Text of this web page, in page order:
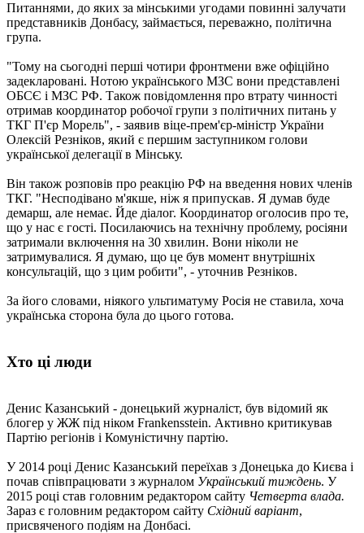
Питаннями, до яких за мінськими угодами повинні залучати
представників Донбасу, займається, переважно, політична
група.
"Тому на сьогодні перші чотири фронтмени вже офіційно
задекларовані. Нотою українського МЗС вони представлені
ОБСЄ і МЗС РФ. Також повідомлення про втрату чинності
отримав координатор робочої групи з політичних питань у
ТКГ П'єр Морель", - заявив віце-прем'єр-міністр України
Олексій Резніков, який є першим заступником голови
української делегації в Мінську.
Він також розповів про реакцію РФ на введення нових членів
ТКГ. "Несподівано м'якше, ніж я припускав. Я думав буде
демарш, але немає. Йде діалог. Координатор оголосив про те,
що у нас є гості. Посилаючись на технічну проблему, росіяни
затримали включення на 30 хвилин. Вони ніколи не
затримувалися. Я думаю, що це був момент внутрішніх
консультацій, що з цим робити", - уточнив Резніков.
За його словами, ніякого ультиматуму Росія не ставила, хоча
українська сторона була до цього готова.
Хто ці люди
Денис Казанський - донецький журналіст, був відомий як
блогер у ЖЖ під ніком Frankensstein. Активно критикував
Партію регіонів і Комуністичну партію.
У 2014 році Денис Казанський переїхав з Донецька до Києва і
почав співпрацювати з журналом Український тиждень. У
2015 році став головним редактором сайту Четверта влада.
Зараз є головним редактором сайту Східний варіант,
присвяченого подіям на Донбасі.